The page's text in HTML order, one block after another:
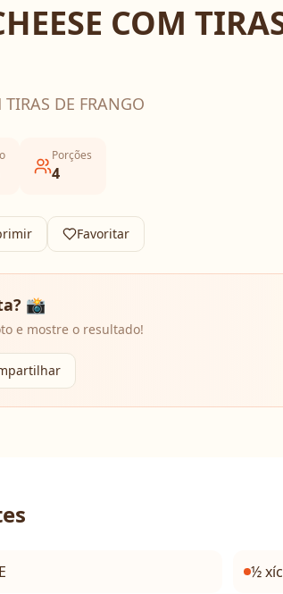
COM
DE FRANGO
Porções
4
Favoritar
📸
e mostre o resultado!
½